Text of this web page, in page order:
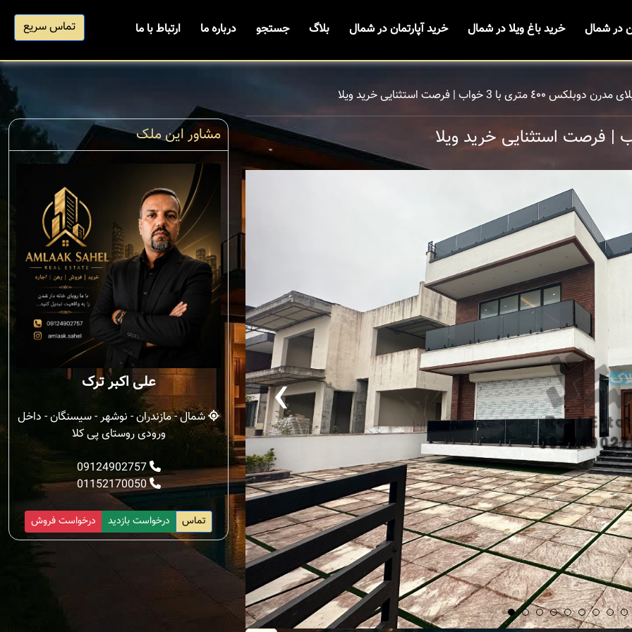
در شمال خرید باغ ویلا در شمال خرید آپارتمان در شمال بلاگ جستجو درباره ما ارتباط با ما تماس سریع
٤٠٠ متری با 3 خواب | فرصت استثنایی خرید ویلا
‹
مشاور این ملک
علی اکبر ترک
شمال - مازندران - نوشهر - سیسنگان - داخل
ورودی روستای پی کلا
09124902757
01152170050
درخواست فروش درخواست بازدید تماس